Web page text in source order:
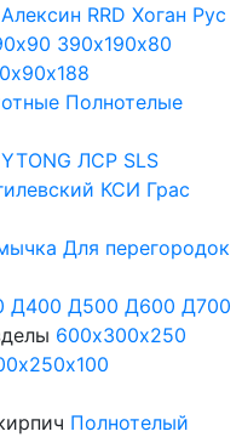
Алексин RRD Хоган Рус
390х190х80
Полнотелые
YTONG ЛСР SLS
КСИ Грас
Для перегородок
Д400 Д500 Д600 Д700
600х300х250
Полнотелый